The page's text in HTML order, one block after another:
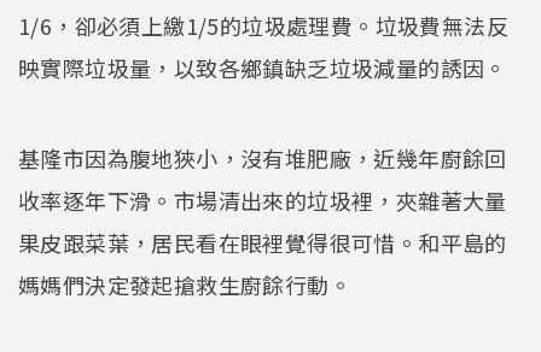
1/6，卻必須上繳1/5的垃圾處理費。垃圾費無法反
映實際垃圾量，以致各鄉鎮缺乏垃圾減量的誘因。
基隆市因為腹地狹小，沒有堆肥廠，近幾年廚餘回
收率逐年下滑。市場清出來的垃圾裡，夾雜著大量
果皮跟菜葉，居民看在眼裡覺得很可惜。和平島的
媽媽們決定發起搶救生廚餘行動。